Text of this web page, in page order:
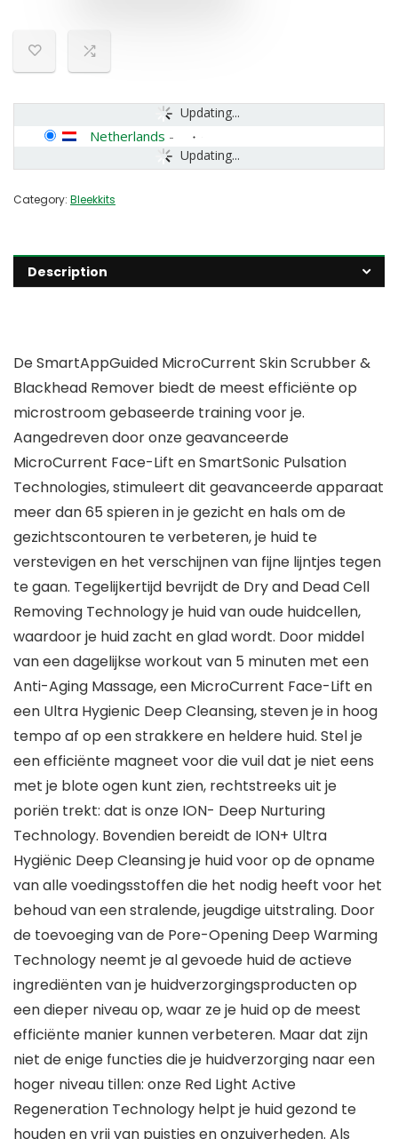
Updating...
Updating...
Netherlands -
Category: Bleekkits
Description
De SmartAppGuided MicroCurrent Skin Scrubber &
Blackhead Remover biedt de meest efficiënte op
microstroom gebaseerde training voor je.
Aangedreven door onze geavanceerde
MicroCurrent Face-Lift en SmartSonic Pulsation
Technologies, stimuleert dit geavanceerde apparaat
meer dan 65 spieren in je gezicht en hals om de
gezichtscontouren te verbeteren, je huid te
verstevigen en het verschijnen van fijne lijntjes tegen
te gaan. Tegelijkertijd bevrijdt de Dry and Dead Cell
Removing Technology je huid van oude huidcellen,
waardoor je huid zacht en glad wordt. Door middel
van een dagelijkse workout van 5 minuten met een
Anti-Aging Massage, een MicroCurrent Face-Lift en
een Ultra Hygienic Deep Cleansing, steven je in hoog
tempo af op een strakkere en heldere huid. Stel je
een efficiënte magneet voor die vuil dat je niet eens
met je blote ogen kunt zien, rechtstreeks uit je
poriën trekt: dat is onze ION- Deep Nurturing
Technology. Bovendien bereidt de ION+ Ultra
Hygiënic Deep Cleansing je huid voor op de opname
van alle voedingsstoffen die het nodig heeft voor het
behoud van een stralende, jeugdige uitstraling. Door
de toevoeging van de Pore-Opening Deep Warming
Technology neemt je al gevoede huid de actieve
ingrediënten van je huidverzorgingsproducten op
een dieper niveau op, waar ze je huid op de meest
efficiënte manier kunnen verbeteren. Maar dat zijn
niet de enige functies die je huidverzorging naar een
hoger niveau tillen: onze Red Light Active
Regeneration Technology helpt je huid gezond te
houden en vrij van puistjes en onzuiverheden. Als